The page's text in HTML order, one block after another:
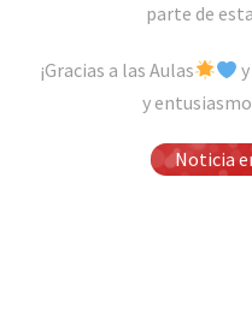
parte de
¡Gracias a las Aulas
y
Noticia